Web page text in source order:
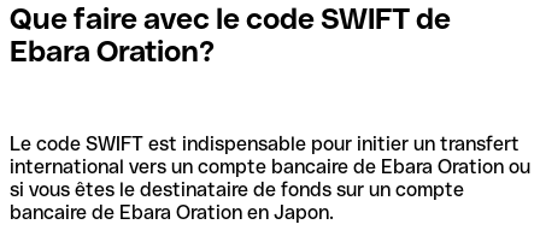
Que faire avec le code SWIFT de
Ebara Oration?
Le code SWIFT est indispensable pour initier un transfert
international vers un compte bancaire de Ebara Oration ou
si vous êtes le destinataire de fonds sur un compte
bancaire de Ebara Oration en Japon.